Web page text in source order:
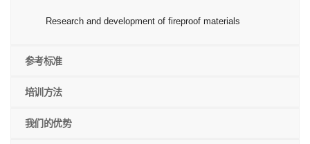
Research and development of fireproof materials
参考标准
培训方法
我们的优势